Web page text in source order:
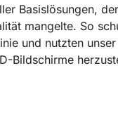
Basislösungen,
mangelte. So
und nutzten
Bildschirme